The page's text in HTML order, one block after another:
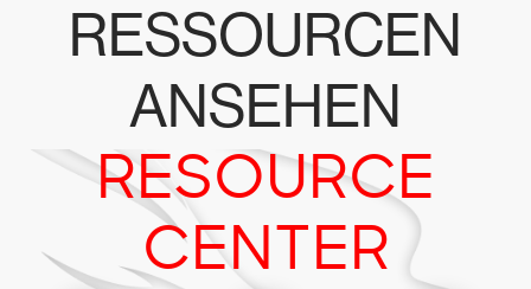
RESSOURCEN
ANSEHEN
RESOURCE
CENTER